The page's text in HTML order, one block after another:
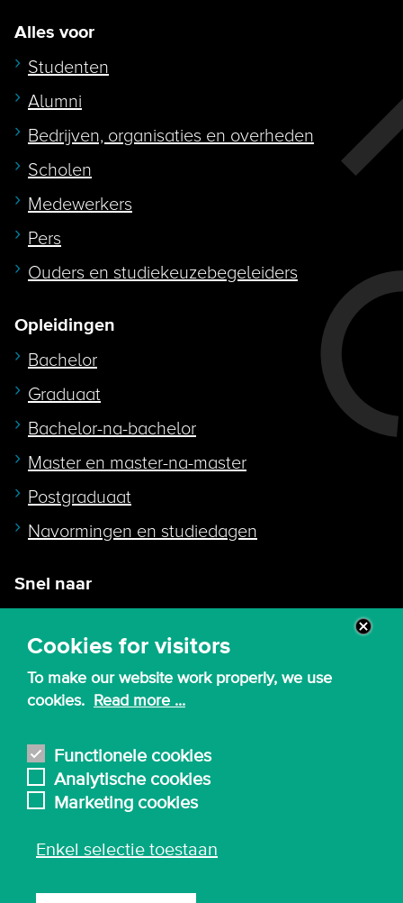
Cookies for visitors
To make our website work properly, we use
cookies. Read more ...
Functionele cookies
Analytische cookies
Marketing cookies
Enkel selectie toestaan
Alles voor
Studenten
Alumni
Bedrijven, organisaties en overheden
Scholen
Medewerkers
Pers
Ouders en studiekeuzebegeleiders
Opleidingen
Bachelor
Graduaat
Bachelor-na-bachelor
Master en master-na-master
Postgraduaat
Navormingen en studiedagen
Snel naar
Webmail
Canvas
Bibliotheek
English